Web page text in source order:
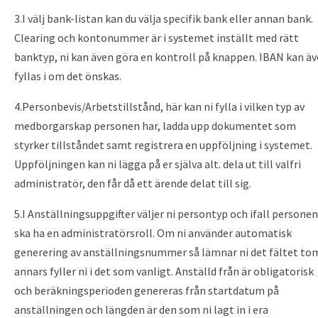
3.I välj bank-listan kan du välja specifik bank eller annan bank.
Clearing och kontonummer är i systemet inställt med rätt
banktyp, ni kan även göra en kontroll på knappen. IBAN kan
fyllas i om det önskas.
4.Personbevis/Arbetstillstånd, här kan ni fylla i vilken typ av
medborgarskap personen har, ladda upp dokumentet som
styrker tillståndet samt registrera en uppföljning i systemet.
Uppföljningen kan ni lägga på er själva alt. dela ut till valfri
administratör, den får då ett ärende delat till sig.
5.I Anställningsuppgifter väljer ni persontyp och ifall personen
ska ha en administratörsroll. Om ni använder automatisk
generering av anställningsnummer så lämnar ni det fältet
annars fyller ni i det som vanligt. Anställd från är obligatorisk
och beräkningsperioden genereras från startdatum på
anställningen och längden är den som ni lagt in i era